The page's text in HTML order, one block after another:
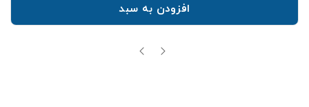
افزودن به سبد